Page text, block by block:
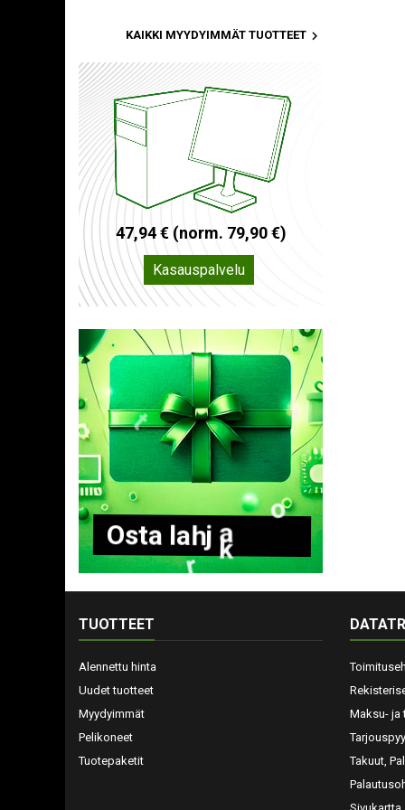
KAIKKI MYYDYIMMÄT TUOTTEET 
47,94€ (norm. 79,90€)
Kasauspalvelu
Osta lahj ak
TUOTTEET
Alennettu hinta
Uudet tuotteet
Myydyimmät
Pelikoneet
Tuotepaketit
Maksu- ja
Takuut,